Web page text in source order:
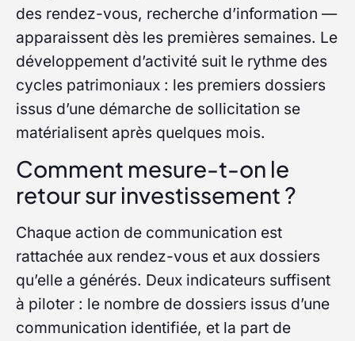
des rendez-vous, recherche d’information —
apparaissent dès les premières semaines. Le
développement d’activité suit le rythme des
cycles patrimoniaux : les premiers dossiers
issus d’une démarche de sollicitation se
matérialisent après quelques mois.
Comment mesure-t-on le
retour sur investissement ?
Chaque action de communication est
rattachée aux rendez-vous et aux dossiers
qu’elle a générés. Deux indicateurs suffisent
à piloter : le nombre de dossiers issus d’une
communication identifiée, et la part de